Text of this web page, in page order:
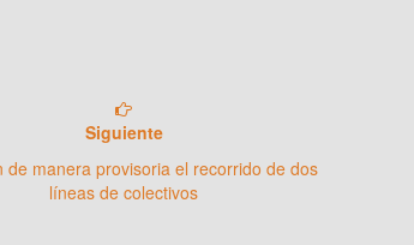
Siguiente
de manera provisoria el recorrido de dos
líneas de colectivos